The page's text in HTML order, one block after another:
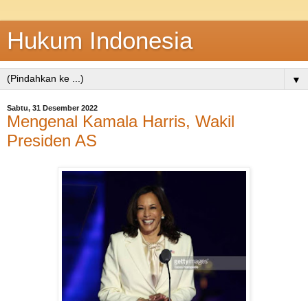
Hukum Indonesia
▼
Sabtu, 31 Desember 2022
Mengenal Kamala Harris, Wakil
Presiden AS